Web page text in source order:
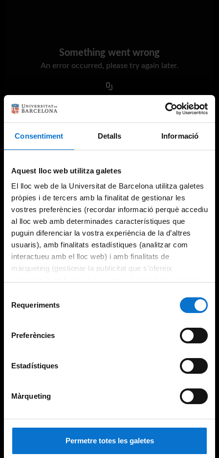
Consentiment Detalls Informació
Aquest lloc web utilitza galetes
El lloc web de la Universitat de Barcelona utilitza galetes
pròpies i de tercers amb la finalitat de gestionar les
vostres preferències (recordar informació perquè accediu
al lloc web amb determinades característiques que
puguin diferenciar la vostra experiència de la d’altres
usuaris), amb finalitats estadístiques (analitzar com
interactueu amb el lloc web) i amb finalitats de
màrqueting (gestionar la publicitat que s’ofereix
consultar laPolítica de galetes del lloc web de la
Requeriments
Preferències
Estadístiques
Màrqueting
Permetre totes les galetes
Something went wrong
An error occurred, please try again later.